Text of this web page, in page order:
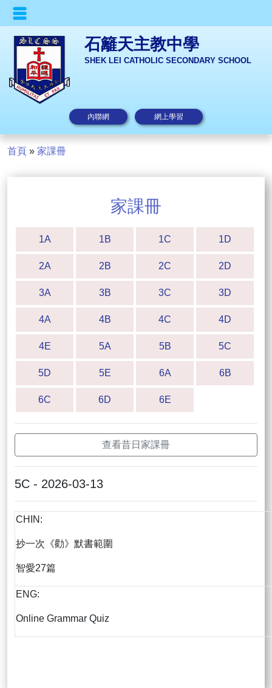
石籬天主教中學
SHEK LEI CATHOLIC SECONDARY SCHOOL
內聯網 網上學習
首頁 » 家課冊
家課冊
1A 1B 1C 1D
2A 2B 2C 2D
3A 3B 3C 3D
4A 4B 4C 4D
4E 5A 5B 5C
5D 5E 6A 6B
6C 6D 6E
查看昔日家課冊
5C - 2026-03-13
CHIN:
抄一次《勸》默書範圍
智愛27篇
ENG:
Online Grammar Quiz